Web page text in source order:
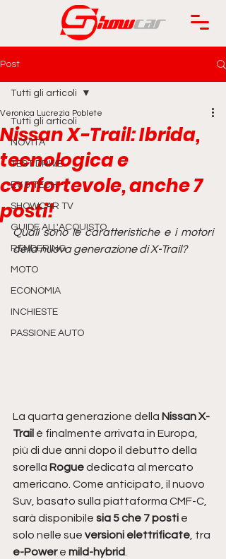
Post
Tutti gli articoli
NOVITÀ
TEST DRIVE
EV & TECH
SHOWCAR TV
GUIDE ALL'ACQUISTO
RENDERING
MOTO
ECONOMIA
INCHIESTE
PASSIONE AUTO
Tutti gli articoli
Nissan X-Trail: Ibrida,
tecnologica e
confortevole, anche 7
posti!
Veronica Lucrezia Poblete
Quali sono le caratteristiche e i motori
della nuova generazione di X-Trail?
La quarta generazione della Nissan X-
Trail è finalmente arrivata in Europa,
più di due anni dopo il debutto della
sorella Rogue dedicata al mercato
americano. Come anticipato, il nuovo
Suv, basato sulla piattaforma CMF-C,
sarà disponibile sia 5 che 7 posti e
solo nelle sue versioni elettrificate, tra
e-Power e mild-hybrid.